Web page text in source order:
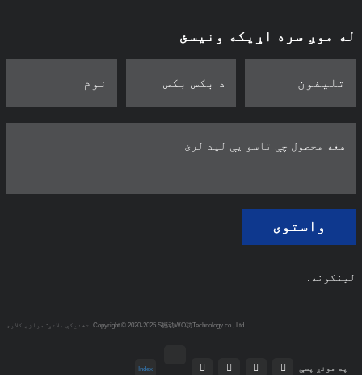
له موږ سره اړیکه ونیسئ
واستوی
لینکونه:
Copyright © 2020-2025 S撼动WO功Technology co., Ltd. تخنیکي ملاتړ: هوازی کلاوډ
په مونږ پسې Index